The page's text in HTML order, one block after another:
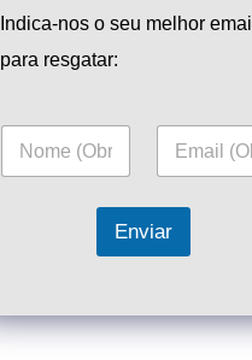
Indica-nos o seu melhor email
para resgatar:
Enviar